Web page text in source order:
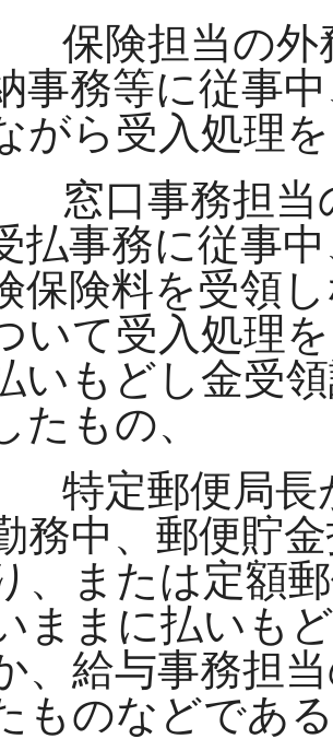
保険担当の外
事務等に従事
がら受入処理
窓口事務担当
払事務に従事
保険料を受領
いて受入処理
いもどし金受
たもの、
特定郵便局長
務中、郵便貯
、または定額
ままに払いも
、給与事務担
ものなどであ